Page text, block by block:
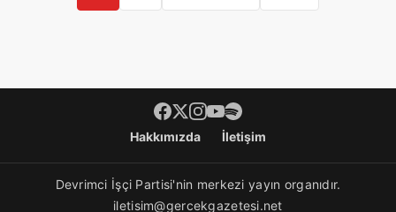
Footer menüHakkımızda İletişim
Devrimci İşçi Partisi'nin merkezi yayın organıdır.
iletisim@gercekgazetesi.net